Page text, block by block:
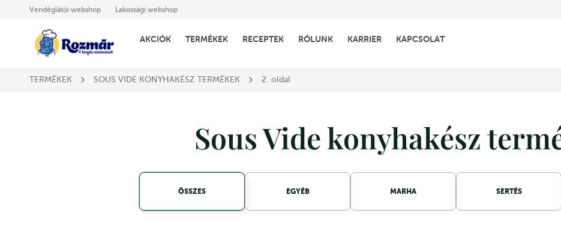
Vendéglátói webshop Lakossági webshop
AKCIÓK TERMÉKEK RECEPTEK RÓLUNK KARRIER KAPCSOLAT
TERMÉKEK SOUS VIDE KONYHAKÉSZ TERMÉKEK 2. oldal
Sous Vide konyhakész
ÖSSZES EGYÉB MARHA SERTÉS